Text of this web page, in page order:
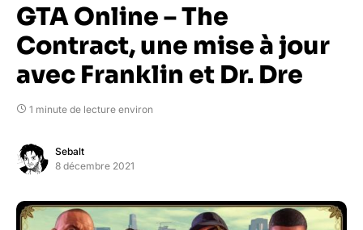
GTA Online – The
Contract, une mise à jour
avec Franklin et Dr. Dre
1 minute de lecture environ
Sebalt
8 décembre 2021